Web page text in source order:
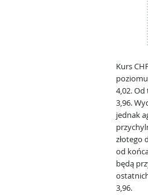
Kurs
4,02.
3,96.
jednak
złotego
od
będą
3,96.